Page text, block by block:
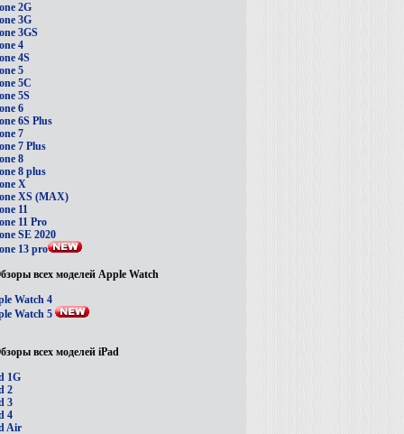
2G
3G
3GS
4
4S
5
5C
5S
6
6S Plus
7
7 Plus
8
8 plus
X
XS (MAX)
11
11 Pro
SE 2020
13 pro
всех моделей Apple Watch
Watch 4
Watch 5
всех моделей iPad
1G
2
3
4
Air